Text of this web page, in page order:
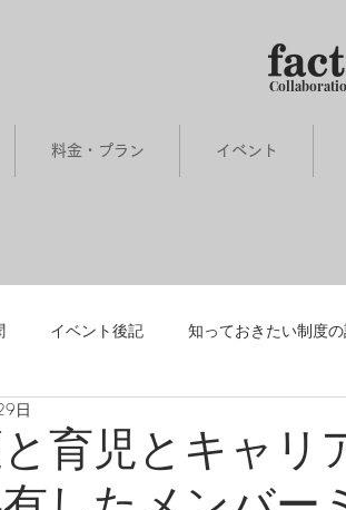
料金・プラン イベント
イベント後記 知っておきたい制度
道場・研究会」
育児とキャリ
日